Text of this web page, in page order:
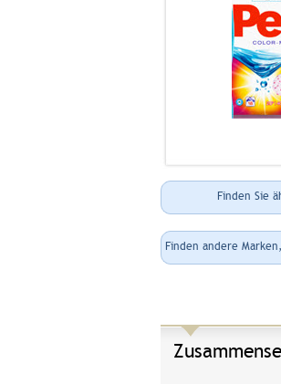
Finden Sie
Finden andere